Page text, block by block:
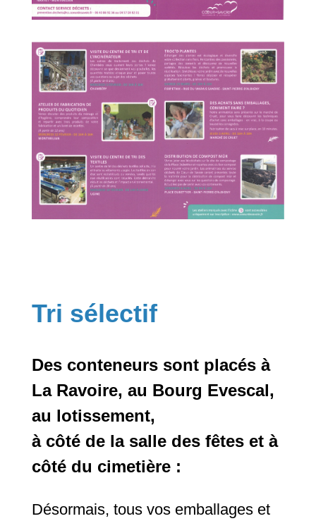
Tri sélectif
Des conteneurs sont placés à
La Ravoire, au Bourg Evescal,
au lotissement,
à côté de la salle des fêtes et à
côté du cimetière :
Désormais, tous vos emballages et